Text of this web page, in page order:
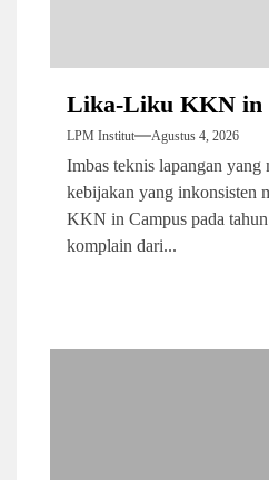
Lika-Liku KKN in
LPM Institut Agustus 4, 2026
Imbas teknis lapangan yang
kebijakan yang inkonsisten
KKN in Campus pada
komplain dari...